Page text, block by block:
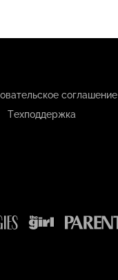
соглашение
Техподдержка